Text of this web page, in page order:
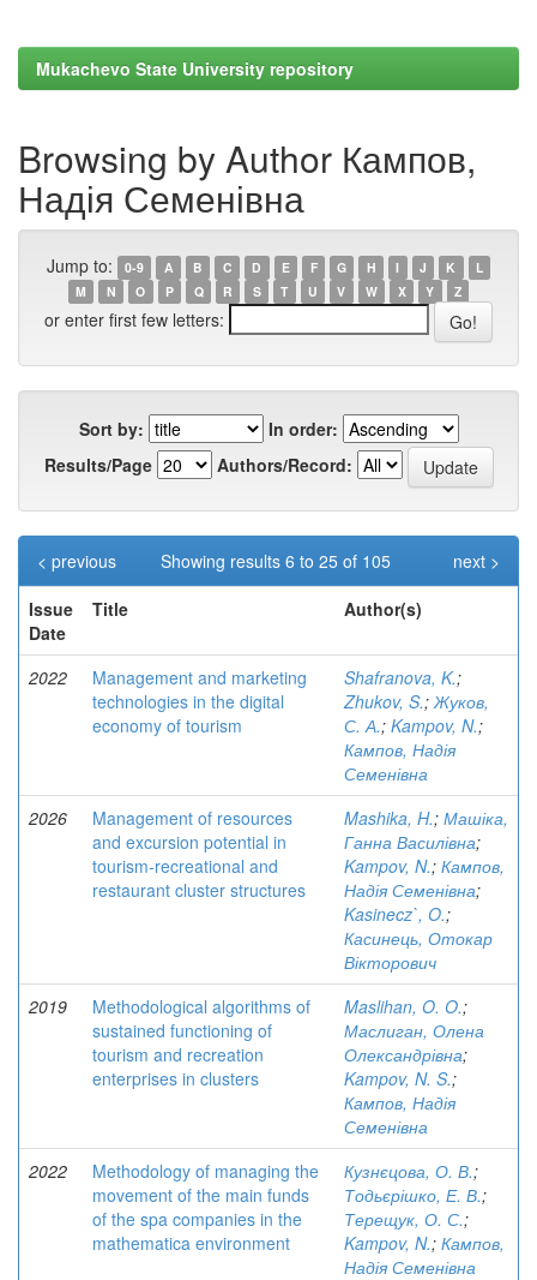
Mukachevo State University repository
Browsing by Author Кампов,
Надія Семенівна
Jump to: 0-9 A B C D E F G H I J K
L
M
N O P Q R S T U V W X Y Z
or enter first few letters:
Sort by:
In order:
Results/Page
Authors/Record:
Showing results 6 to 25 of 105
< previous
next >
Issue
Date
Title Author(s)
2022
Management and marketing
technologies in the digital
economy of tourism
Shafranova, K.;
Zhukov, S.;Жуков,
С. А.; Kampov, N.;
Кампов, Надія
Семенівна
2026
Management of resources
and excursion potential in
tourism-recreational and
restaurant cluster structures
Mashika, H.; Машіка,
Ганна Василівна;
Kampov, N.; Кампов,
Надія Семенівна;
Kasinecz`, O.;
Касинець, Отокар
Вікторович
2019
Methodological algorithms of
sustained functioning of
tourism and recreation
enterprises in clusters
Maslihan, O. O.;
Маслиган, Олена
Олександрівна;
Kampov, N. S.;
Кампов, Надія
Семенівна
2022
Methodology of managing the
movement of the main funds
of the spa companies in the
mathematica environment
Кузнєцова, О. В.;
Тодьєрішко, Е. В.;
Терещук, О. С.;
Kampov, N.; Кампов,
Надія Семенівна